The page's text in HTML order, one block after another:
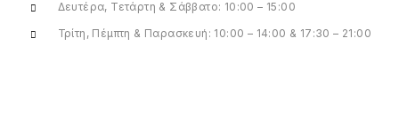
Δευτέρα, Τετάρτη & Σάββατο: 10:00 – 15:00
Τρίτη, Πέμπτη & Παρασκευή: 10:00 – 14:00 & 17:30 – 21:00